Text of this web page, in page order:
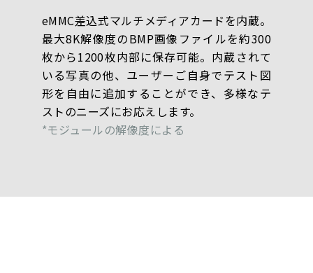
eMMC差込式マルチメディアカードを内蔵。
最大8K解像度のBMP画像ファイルを約300
枚から1200枚内部に保存可能。内蔵されて
いる写真の他、ユーザーご自身でテスト図
形を自由に追加することができ、多様なテ
ストのニーズにお応えします。
*モジュールの解像度による